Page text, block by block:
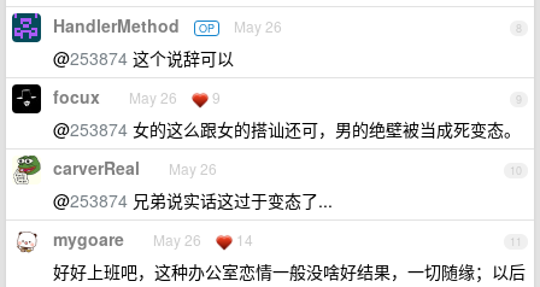
8
HandlerMethod OP May 26
@253874 这个说辞可以
9
focux May 26 9
@253874 女的这么跟女的搭讪还可，男的绝壁被当成死变态。
10
carverReal May 26
@253874 兄弟说实话这过于变态了...
11
mygoare May 26 14
好好上班吧，这种办公室恋情一般没啥好结果，一切随缘；以后